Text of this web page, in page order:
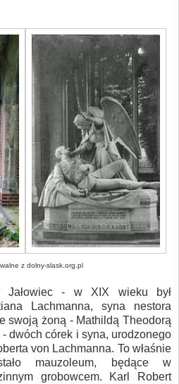
z dolny-slask.org.pl
Jałowiec - w XIX wieku był
Lachmanna, syna nestora
swoją żoną - Mathildą Theodorą
dwóch córek i syna, urodzonego
von Lachmanna. To właśnie
mauzoleum, będące w
grobowcem. Karl Robert